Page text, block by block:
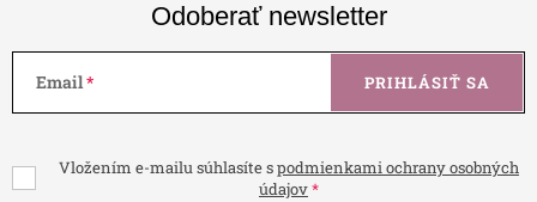
Odoberať newsletter
Email
Vložením e-mailu súhlasíte spodmienkami ochrany osobných
údajov
PRIHLÁSIŤ SA